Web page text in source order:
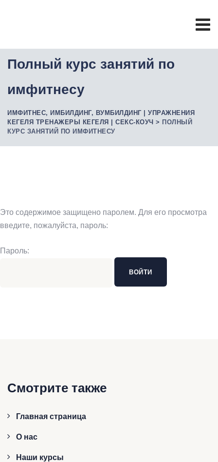
Полный курс занятий по
имфитнесу
ИМФИТНЕС, ИМБИЛДИНГ, ВУМБИЛДИНГ | УПРАЖНЕНИЯ
КЕГЕЛЯ ТРЕНАЖЕРЫ КЕГЕЛЯ | СЕКС-КОУЧ > ПОЛНЫЙ
КУРС ЗАНЯТИЙ ПО ИМФИТНЕСУ
Это содержимое защищено паролем. Для его просмотра
введите, пожалуйста, пароль:
Пароль:
Смотрите также
Главная страница
О нас
Наши курсы